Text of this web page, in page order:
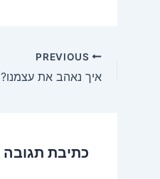
איך נאהב את עצמנו?
כתיבת תגובה